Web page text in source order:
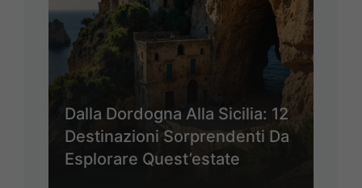
Dalla Dordogna Alla Sicilia: 12
Destinazioni Sorprendenti Da
Esplorare Quest’estate